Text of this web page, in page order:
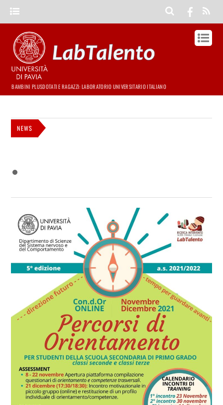
BAMBINI PLUSDOTATI E RAGAZZI: LABORATORIO UNIVERSITARIO ITALIANO
NEWS